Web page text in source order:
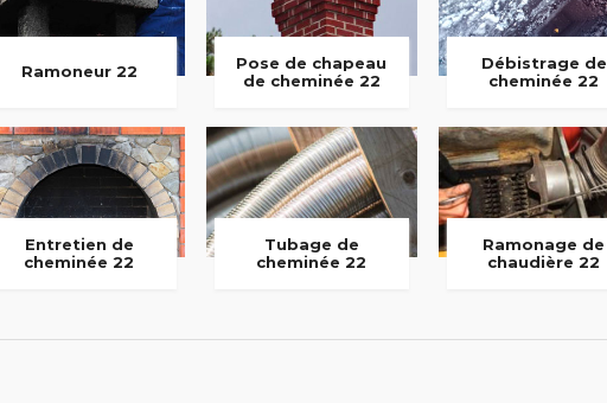
Ramoneur 22
Pose de chapeau
de cheminée 22
Débistrage de
cheminée 22
Entretien de
cheminée 22
Tubage de
cheminée 22
Ramonage de
chaudière 22